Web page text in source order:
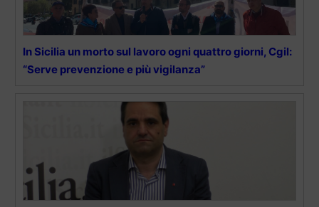
In Sicilia un morto sul lavoro ogni quattro giorni, Cgil:
“Serve prevenzione e più vigilanza”